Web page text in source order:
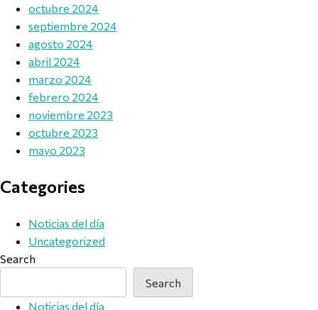
octubre 2024
septiembre 2024
agosto 2024
abril 2024
marzo 2024
febrero 2024
noviembre 2023
octubre 2023
mayo 2023
Categories
Noticias del día
Uncategorized
Search
Search
Noticias del día